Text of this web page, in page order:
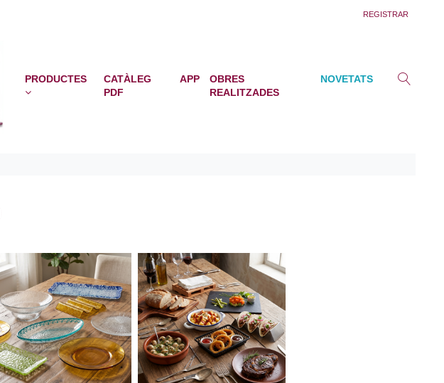
REGISTRAR
PRODUCTES
CATÀLEG
PDF
APP
OBRES
REALITZADES
NOVETATS